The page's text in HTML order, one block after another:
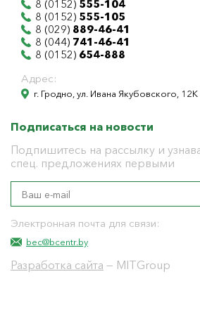
8 (0152) 555-104
8 (0152) 555-105
8 (029) 889-46-41
8 (044) 741-46-41
8 (0152) 654-888
Адрес:
г. Гродно, ул. Ивана Якубовского, 12К
Подписаться на новости
Подпишитесь на рассылку и
спец. предложениях первыми
Электронная почта для связи:
bec@bcentr.by
Разработка сайта — MITGroup